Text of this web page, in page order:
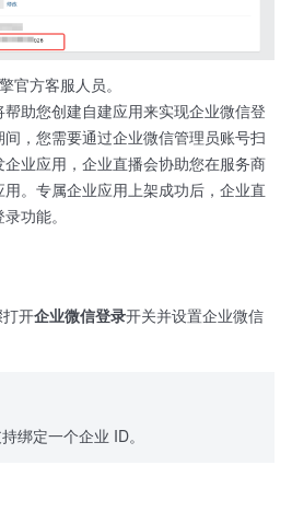
官方客服人员。
助您创建自建应用来实现企业微信登
，您需要通过企业微信管理员账号扫
业应用，企业直播会协助您在服务商
。专属企业应用上架成功后，企业直
功能。
开企业微信登录开关并设置企业微信
绑定一个企业 ID。